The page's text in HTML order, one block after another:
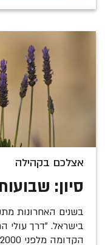
אצלכם בקהילה
סיון:
בשנים האחרונות
בישראל. "דרך עולי